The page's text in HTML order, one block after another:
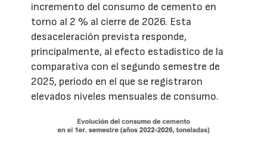
incremento del consumo de cemento en
torno al 2 % al cierre de 2026. Esta
desaceleración prevista responde,
principalmente, al efecto estadístico de la
comparativa con el segundo semestre de
2025, período en el que se registraron
elevados niveles mensuales de consumo.